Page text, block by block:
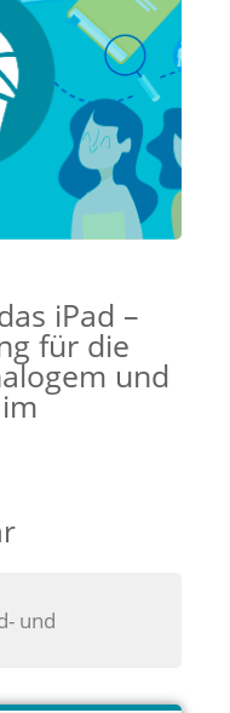
iPad –
für die
und
und